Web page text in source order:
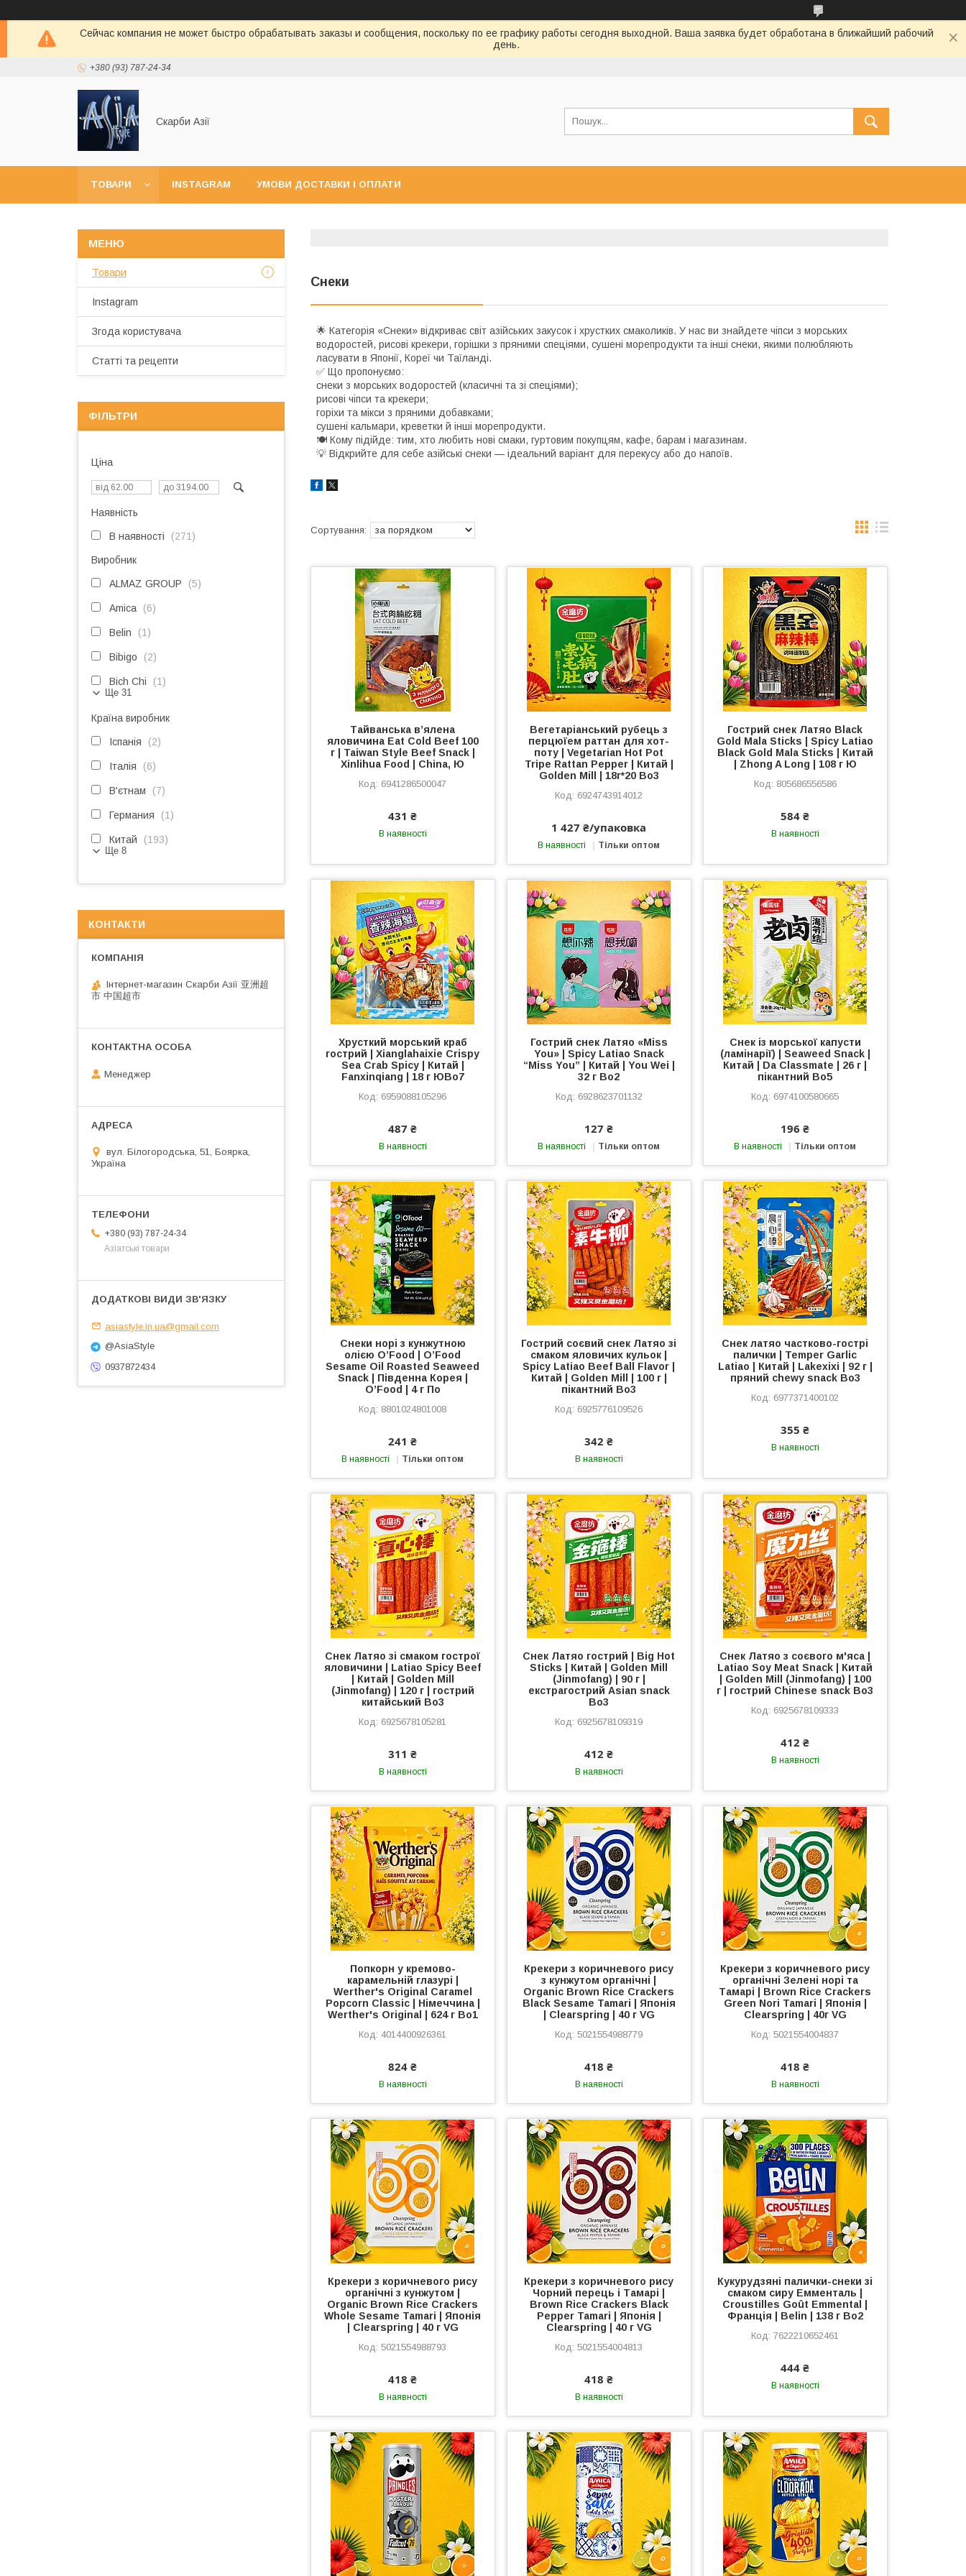
Сейчас компания не может быстро обрабатывать заказы и сообщения, поскольку по ее графику работы сегодня выходной. Ваша заявка будет обработана в ближайший рабочий
день.
+380 (93) 787-24-34
Скарби Азії
ТОВАРИ INSTAGRAM УМОВИ ДОСТАВКИ І ОПЛАТИ
Снеки
🌟 Категорія «Снеки» відкриває світ азійських закусок і хрустких смаколиків. У нас ви знайдете чіпси з морських
водоростей, рисові крекери, горішки з пряними спеціями, сушені морепродукти та інші снеки, якими полюбляють
ласувати в Японії, Кореї чи Таїланді.
✅ Що пропонуємо:
снеки з морських водоростей (класичні та зі спеціями);
рисові чіпси та крекери;
горіхи та мікси з пряними добавками;
сушені кальмари, креветки й інші морепродукти.
🍽 Кому підійде: тим, хто любить нові смаки, гуртовим покупцям, кафе, барам і магазинам.
💡 Відкрийте для себе азійські снеки — ідеальний варіант для перекусу або до напоїв.
Тайванська в’ялена
яловичина Eat Cold Beef 100
г | Taiwan Style Beef Snack |
Xinlihua Food | China, Ю
6941286500047
431 ₴
В наявності
Вегетаріанський рубець з
перцюїем раттан для хот-
поту | Vegetarian Hot Pot
Tripe Rattan Pepper | Китай |
Golden Mill | 18г*20 Во3
6924743914012
1 427 ₴/упаковка
В наявності Тільки оптом
Гострий снек Латяо Black
Gold Mala Sticks | Spicy Latiao
Black Gold Mala Sticks | Китай
| Zhong A Long | 108 г Ю
805686556586
584 ₴
В наявності
Хрусткий морський краб
гострий | Xianglahaixie Crispy
Sea Crab Spicy | Китай |
Fanxinqiang | 18 г ЮВо7
6959088105296
487 ₴
В наявності
Гострий снек Латяо «Miss
You» | Spicy Latiao Snack
“Miss You” | Китай | You Wei |
32 г Во2
6928623701132
127 ₴
В наявності Тільки оптом
Снек із морської капусти
(ламінарії) | Seaweed Snack |
Китай | Da Classmate | 26 г |
пікантний Во5
6974100580665
196 ₴
В наявності Тільки оптом
Снеки норі з кунжутною
олією O’Food | O’Food
Sesame Oil Roasted Seaweed
Snack | Південна Корея |
O’Food | 4 г По
8801024801008
241 ₴
В наявності Тільки оптом
Гострий соєвий снек Латяо зі
смаком яловичих кульок |
Spicy Latiao Beef Ball Flavor |
Китай | Golden Mill | 100 г |
пікантний Во3
6925776109526
342 ₴
В наявності
Снек латяо частково-гострі
палички | Temper Garlic
Latiao | Китай | Lakexixi | 92 г |
пряний chewy snack Во3
6977371400102
355 ₴
В наявності
Снек Латяо зі смаком гострої
яловичини | Latiao Spicy Beef
| Китай | Golden Mill
(Jinmofang) | 120 г | гострий
китайський Во3
6925678105281
311 ₴
В наявності
Снек Латяо гострий | Big Hot
Sticks | Китай | Golden Mill
(Jinmofang) | 90 г |
екстрагострий Asian snack
Во3
6925678109319
412 ₴
В наявності
Снек Латяо з соєвого м'яса |
Latiao Soy Meat Snack | Китай
| Golden Mill (Jinmofang) | 100
г | гострий Chinese snack Во3
6925678109333
412 ₴
В наявності
Попкорн у кремово-
карамельній глазурі |
Werther's Original Caramel
Popcorn Classic | Німеччина |
Werther's Original | 624 г Во1
4014400926361
824 ₴
В наявності
Крекери з коричневого рису
з кунжутом органічні |
Organic Brown Rice Crackers
Black Sesame Tamari | Японія
| Clearspring | 40 г VG
5021554988779
418 ₴
В наявності
Крекери з коричневого рису
органічні Зелені норі та
Тамарі | Brown Rice Crackers
Green Nori Tamari | Японія |
Clearspring | 40г VG
5021554004837
418 ₴
В наявності
Крекери з коричневого рису
органічні з кунжутом |
Organic Brown Rice Crackers
Whole Sesame Tamari | Японія
| Clearspring | 40 г VG
5021554988793
418 ₴
В наявності
Крекери з коричневого рису
Чорний перець і Тамарі |
Brown Rice Crackers Black
Pepper Tamari | Японія |
Clearspring | 40 г VG
5021554004813
418 ₴
В наявності
Кукурудзяні палички-снеки зі
смаком сиру Емменталь |
Croustilles Goût Emmental |
Франція | Belin | 138 г Во2
7622210652461
444 ₴
В наявності
Товари
Instagram
Згода користувача
Статті та рецепти
ФІЛЬТРИ
Ціна
Наявність
В наявності 271
Виробник
ALMAZ GROUP 5
Amica 6
Belin 1
Bibigo 2
Bich Chi 1
Ще 31
Країна виробник
Іспанія 2
Італія 6
В'єтнам 7
Германия 1
Китай 193
Ще 8
КОНТАКТИ
Інтернет-магазин Скарби Азії 亚洲超
市 中国超市
Менеджер
вул. Білогородська, 51, Боярка,
Україна
+380 (93) 787-24-34
Азіатські товари
asiastyle.in.ua@gmail.com
@AsiaStyle
0937872434